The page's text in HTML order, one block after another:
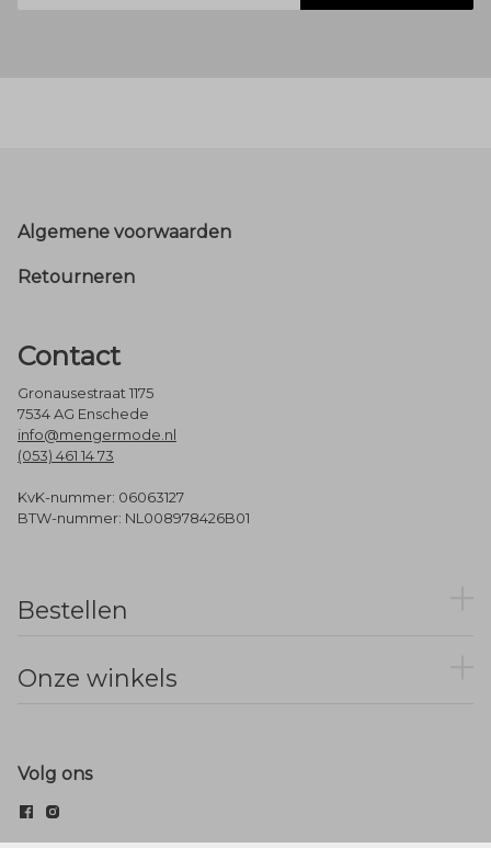
Footer
Algemene voorwaarden
Retourneren
Contact
Gronausestraat 1175
7534 AG Enschede
info@mengermode.nl
(053) 461 14 73
KvK-nummer: 06063127
BTW-nummer: NL008978426B01
Bestellen
Onze winkels
Volg ons